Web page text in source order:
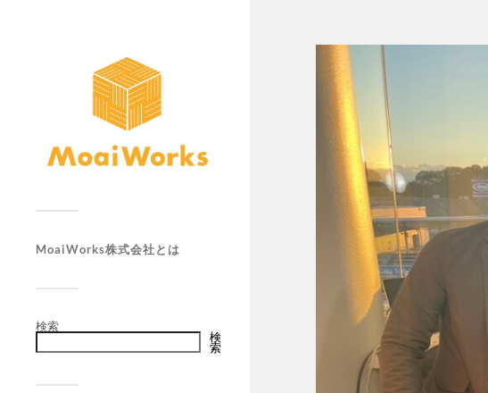
MoaiWorks株式会社とは
検索
検
索